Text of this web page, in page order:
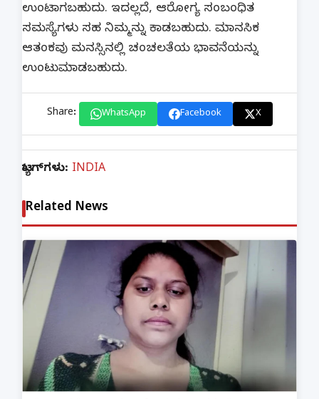
ಉಂಟಾಗಬಹುದು. ಇದಲ್ಲದೆ, ಆರೋಗ್ಯ ಸಂಬಂಧಿತ
ಸಮಸ್ಯೆಗಳು ಸಹ ನಿಮ್ಮನ್ನು ಕಾಡಬಹುದು. ಮಾನಸಿಕ
ಆತಂಕವು ಮನಸ್ಸಿನಲ್ಲಿ ಚಂಚಲತೆಯ ಭಾವನೆಯನ್ನು
ಉಂಟುಮಾಡಬಹುದು.
Share: WhatsApp Facebook X
ಟ್ಯಾಗ್‌ಗಳು: INDIA
Related News